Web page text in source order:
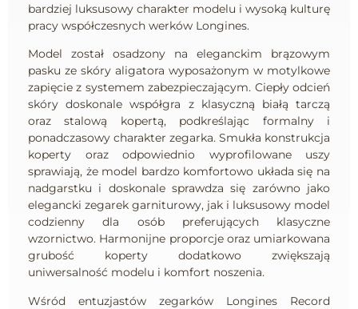
bardziej luksusowy charakter modelu i wysoką kulturę
pracy współczesnych werków Longines.
Model został osadzony na eleganckim brązowym
pasku ze skóry aligatora wyposażonym w motylkowe
zapięcie z systemem zabezpieczającym. Ciepły odcień
skóry doskonale współgra z klasyczną białą tarczą
oraz stalową kopertą, podkreślając formalny i
ponadczasowy charakter zegarka. Smukła konstrukcja
koperty oraz odpowiednio wyprofilowane uszy
sprawiają, że model bardzo komfortowo układa się na
nadgarstku i doskonale sprawdza się zarówno jako
elegancki zegarek garniturowy, jak i luksusowy model
codzienny dla osób preferujących klasyczne
wzornictwo. Harmonijne proporcje oraz umiarkowana
grubość koperty dodatkowo zwiększają
uniwersalność modelu i komfort noszenia.
Wśród entuzjastów zegarków Longines Record